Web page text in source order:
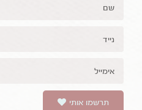
תרשמו אותי